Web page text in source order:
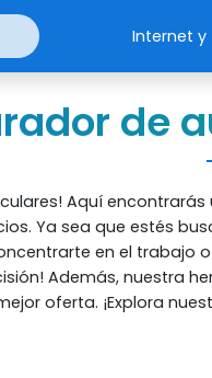
Internet
de
Aquí
Ya sea que estés
en el trabajo
Además, nuestra
oferta. ¡Explora